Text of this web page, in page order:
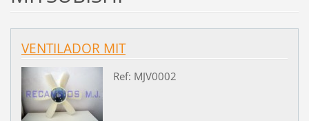
VENTILADOR MIT
Ref: MJV0002